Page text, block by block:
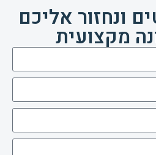
ונחזור אליכם
מקצועית